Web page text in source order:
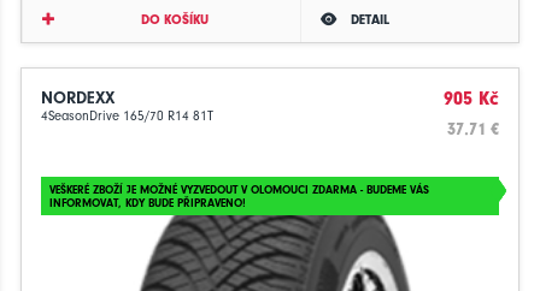
DO KOŠÍKU DETAIL
NORDEXX
4SeasonDrive 165/70 R14 81T
905 Kč
37.71 €
VEŠKERÉ ZBOŽÍ JE MOŽNÉ VYZVEDOUT V OLOMOUCI ZDARMA - BUDEME VÁS
INFORMOVAT, KDY BUDE PŘIPRAVENO!